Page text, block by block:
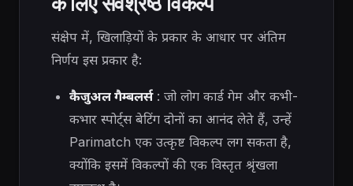
संक्षेप में, खिलाड़ियों के प्रकार के आधार पर अंतिम
निर्णय इस प्रकार है:
कैजुअल गैम्बलर्स: जो लोग कार्ड गेम और कभी-
कभार स्पोर्ट्स बेटिंग दोनों का आनंद लेते हैं, उन्हें
Parimatch एक उत्कृष्ट विकल्प लग सकता है,
क्योंकि इसमें विकल्पों की एक विस्तृत श्रृंखला